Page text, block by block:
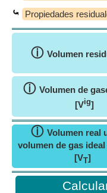
⤿ Propiedades
ⓘ Volumen
ⓘ Volumen de
[Vig]
ⓘ Volumen real
volumen de gas
[VT]